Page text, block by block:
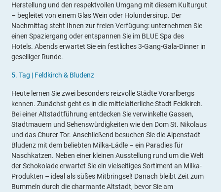
Herstellung und den respektvollen Umgang mit diesem Kulturgut
– begleitet von einem Glas Wein oder Holundersirup. Der
Nachmittag steht Ihnen zur freien Verfügung: unternehmen Sie
einen Spaziergang oder entspannen Sie im BLUE Spa des
Hotels. Abends erwartet Sie ein festliches 3-Gang-Gala-Dinner in
geselliger Runde.
5. Tag | Feldkirch & Bludenz
Heute lernen Sie zwei besonders reizvolle Städte Vorarlbergs
kennen. Zunächst geht es in die mittelalterliche Stadt Feldkirch.
Bei einer Altstadtführung entdecken Sie verwinkelte Gassen,
Stadtmauern und Sehenswürdigkeiten wie den Dom St. Nikolaus
und das Churer Tor. Anschließend besuchen Sie die Alpenstadt
Bludenz mit dem beliebten Milka-Lädle – ein Paradies für
Naschkatzen. Neben einer kleinen Ausstellung rund um die Welt
der Schokolade erwartet Sie ein vielseitiges Sortiment an Milka-
Produkten – ideal als süßes Mitbringsel! Danach bleibt Zeit zum
Bummeln durch die charmante Altstadt, bevor Sie am